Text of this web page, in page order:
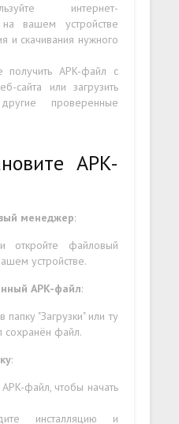
интернет-
на вашем устройстве
и скачивания нужного
APK-файл с
сайта или загрузить
проверенные
APK-
менеджер:
откройте файловый
устройстве.
APK-файл:
"Загрузки" или ту
сохранён файл.
:
файл, чтобы начать
инсталляцию и